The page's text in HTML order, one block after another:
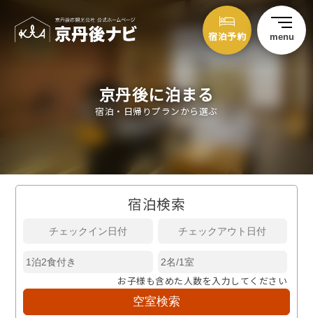
宿泊予約 menu
京丹後に泊まる
宿泊・日帰りプランから選ぶ
宿泊検索
お子様も含めた人数を入力してください